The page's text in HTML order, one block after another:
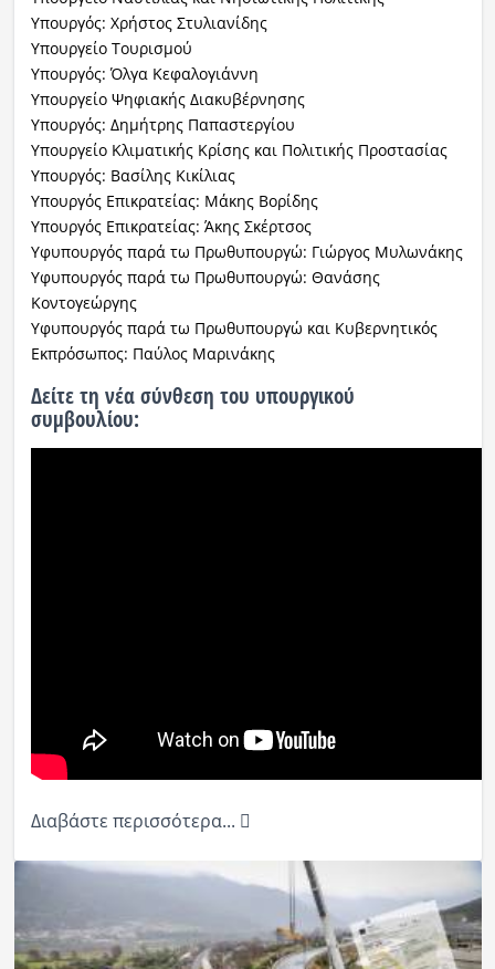
Υπουργός: Χρήστος Στυλιανίδης
Υπουργείο Τουρισμού
Υπουργός: Όλγα Κεφαλογιάννη
Υπουργείο Ψηφιακής Διακυβέρνησης
Υπουργός: Δημήτρης Παπαστεργίου
Υπουργείο Κλιματικής Κρίσης και Πολιτικής Προστασίας
Υπουργός: Βασίλης Κικίλιας
Υπουργός Επικρατείας: Μάκης Βορίδης
Υπουργός Επικρατείας: Άκης Σκέρτσος
Υφυπουργός παρά τω Πρωθυπουργώ: Γιώργος Μυλωνάκης
Υφυπουργός παρά τω Πρωθυπουργώ: Θανάσης
Κοντογεώργης
Υφυπουργός παρά τω Πρωθυπουργώ και Κυβερνητικός
Εκπρόσωπος: Παύλος Μαρινάκης
Δείτε τη νέα σύνθεση του υπουργικού
συμβουλίου:
Διαβάστε περισσότερα...